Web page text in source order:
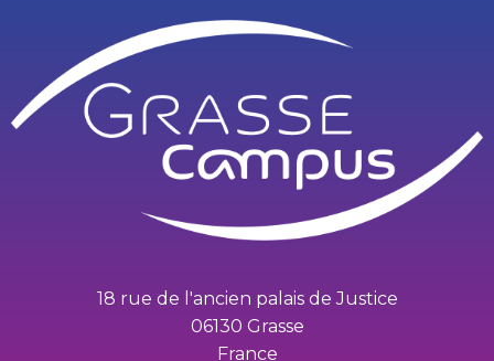
18 rue de l'ancien palais de Justice
06130 Grasse
France